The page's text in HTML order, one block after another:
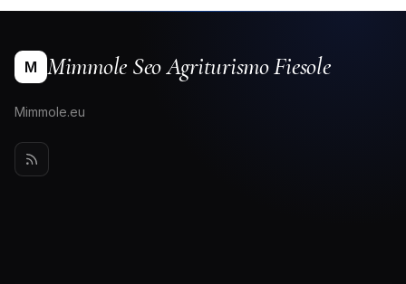
M Mimmole Seo Agriturismo Fiesole
Mimmole.eu